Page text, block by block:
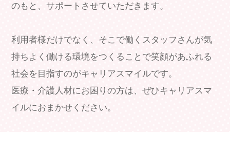
のもと、サポートさせていただきます。
利用者様だけでなく、そこで働くスタッフさんが気
持ちよく働ける環境をつくることで笑顔があふれる
社会を目指すのがキャリアスマイルです。
医療・介護人材にお困りの方は、ぜひキャリアスマ
イルにおまかせください。